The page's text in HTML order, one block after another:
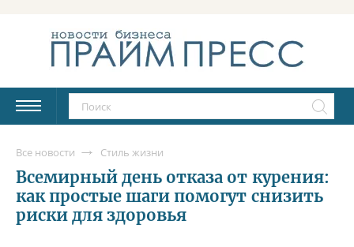
Все новости Стиль жизни
Всемирный день отказа от курения:
как простые шаги помогут снизить
риски для здоровья